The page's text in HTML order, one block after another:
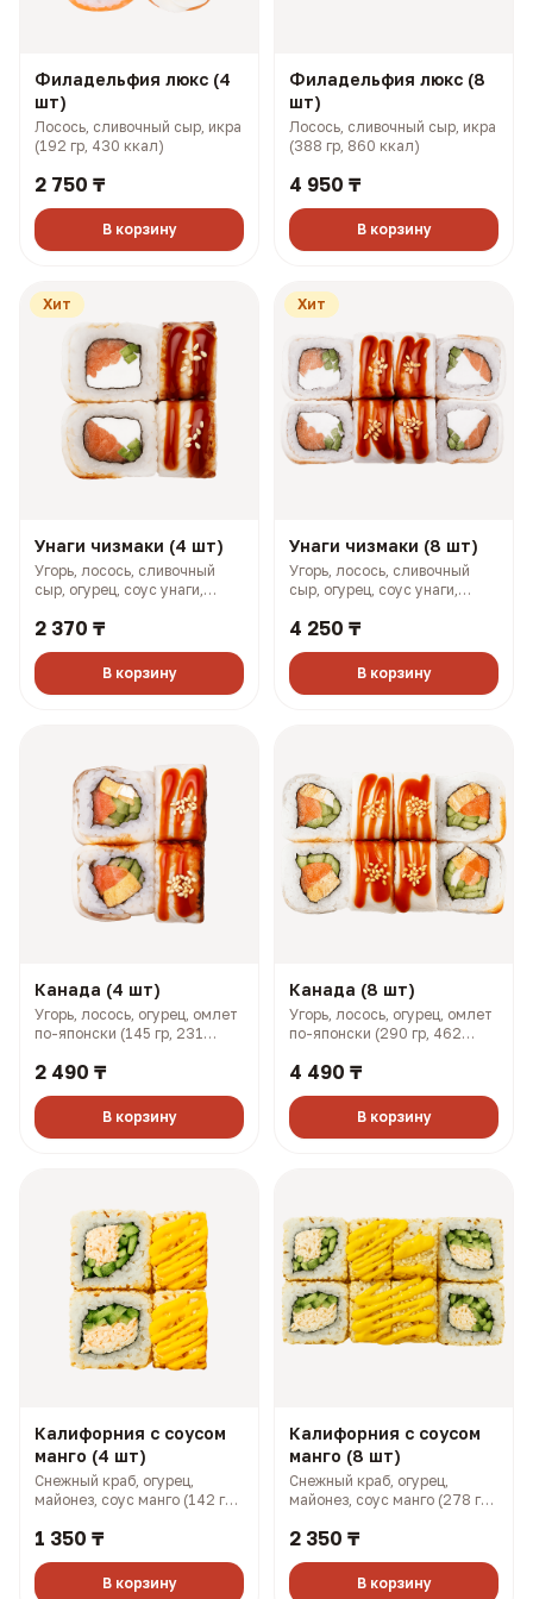
Филадельфия люкс (4
шт)
Лосось, сливочный сыр, икра
(192 гр, 430 ккал)
2 750 ₸
В корзину
Филадельфия люкс (8
шт)
Лосось, сливочный сыр, икра
(388 гр, 860 ккал)
4 950 ₸
В корзину
Хит
Унаги чизмаки (4 шт)
Угорь, лосось, сливочный
сыр, огурец, соус унаги,
2 370 ₸
В корзину
Хит
Унаги чизмаки (8 шт)
Угорь, лосось, сливочный
сыр, огурец, соус унаги,
4 250 ₸
В корзину
Канада (4 шт)
Угорь, лосось, огурец, омлет
по-японски (145 гр, 231
2 490 ₸
В корзину
Канада (8 шт)
Угорь, лосось, огурец, омлет
по-японски (290 гр, 462
4 490 ₸
В корзину
Калифорния с соусом
манго (4 шт)
Снежный краб, огурец,
майонез, соус манго (142 гр,
1 350 ₸
В корзину
Калифорния с соусом
манго (8 шт)
Снежный краб, огурец,
майонез, соус манго (278 гр,
2 350 ₸
В корзину